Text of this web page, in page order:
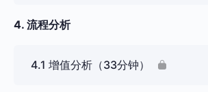
4. 流程分析
4.1 增值分析（33分钟）